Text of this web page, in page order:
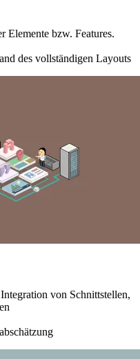
Elemente bzw. Features.
des vollständigen Layouts
von Schnittstellen,